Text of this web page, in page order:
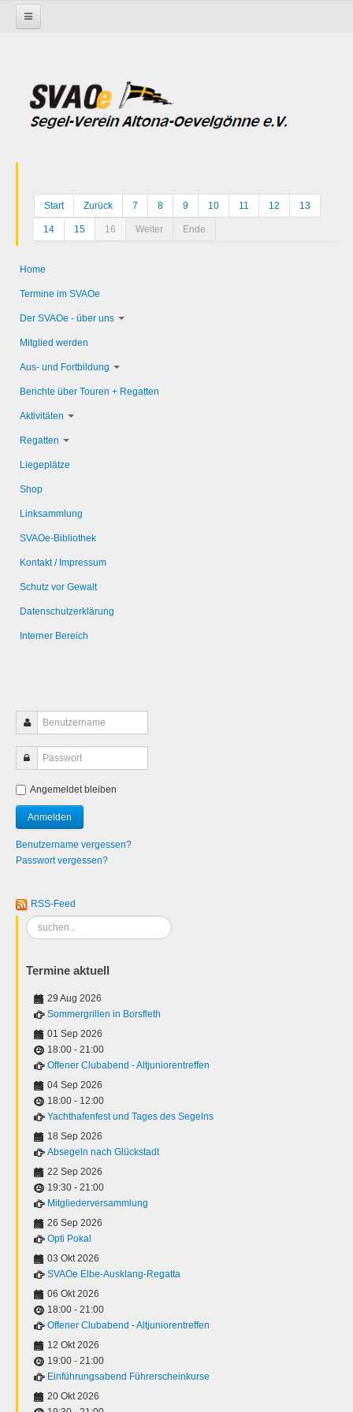
Start Zurück 7 8 9 10 11 12 13
14 15 16 Weiter Ende
Home
Termine im SVAOe
Der SVAOe - über uns
Mitglied werden
Aus- und Fortbildung
Berichte über Touren + Regatten
Aktivitäten
Regatten
Liegeplätze
Shop
Linksammlung
SVAOe-Bibliothek
Kontakt / Impressum
Schutz vor Gewalt
Datenschutzerklärung
Interner Bereich
Angemeldet bleiben
Benutzername vergessen?
Passwort vergessen?
RSS-Feed
Suchen
...
Termine aktuell
29 Aug 2026
Sommergrillen in Borsfleth
01 Sep 2026
18:00 - 21:00
Offener Clubabend - Altjuniorentreffen
04 Sep 2026
18:00 - 12:00
Yachthafenfest und Tages des Segelns
18 Sep 2026
Absegeln nach Glückstadt
22 Sep 2026
19:30 - 21:00
Mitgliederversammlung
26 Sep 2026
Opti Pokal
03 Okt 2026
SVAOe Elbe-Ausklang-Regatta
06 Okt 2026
18:00 - 21:00
Offener Clubabend - Altjuniorentreffen
12 Okt 2026
19:00 - 21:00
Einführungsabend Führerscheinkurse
20 Okt 2026